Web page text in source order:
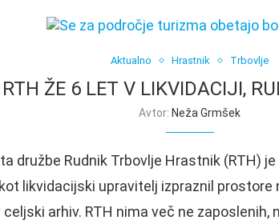
Aktualno Hrastnik Trbovlje
ŽE 6 LET V LIKVIDACIJI,
Avtor: Neža Grmšek
družbe Rudnik Trbovlje Hrastnik (RTH) je
likvidacijski upravitelj izpraznil prostore
arhiv. RTH nima več ne zaposlenih,